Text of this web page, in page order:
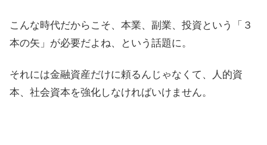
こんな時代だからこそ、本業、副業、投資という「３
本の矢」が必要だよね、という話題に。
それには金融資産だけに頼るんじゃなくて、人的資
本、社会資本を強化しなければいけません。